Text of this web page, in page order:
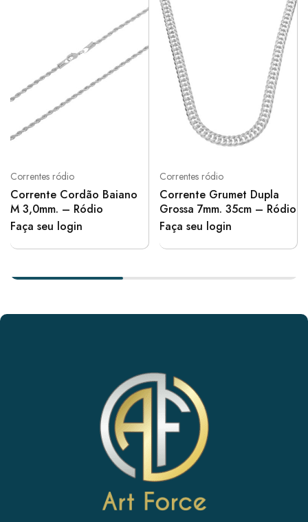
Correntes ródio
Corrente Cordão Baiano
M 3,0mm. – Ródio
Faça seu login
Correntes ródio
Corrente Grumet Dupla
Grossa 7mm. 35cm – Ródio
Faça seu login